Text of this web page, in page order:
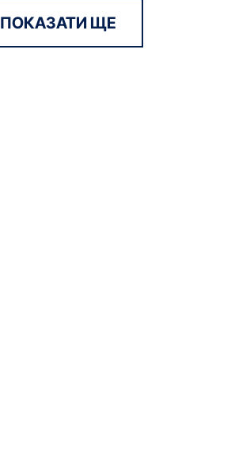
ПОКАЗАТИ ЩЕ